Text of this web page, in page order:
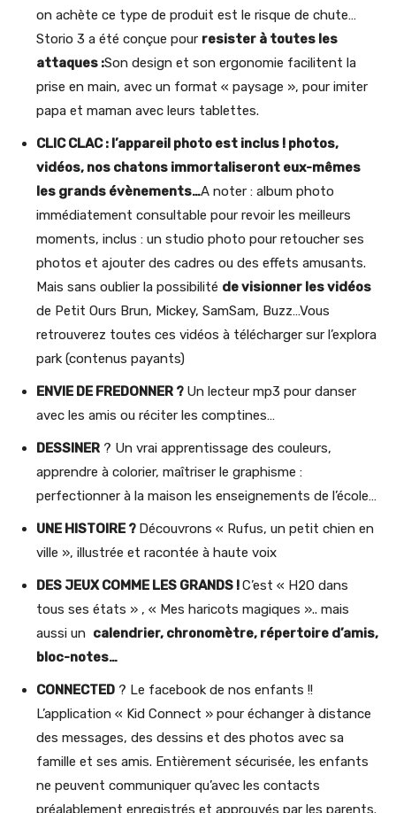
on achète ce type de produit est le risque de chute…
Storio 3 a été conçue pour resister à toutes les
attaques :Son design et son ergonomie facilitent la
prise en main, avec un format « paysage », pour imiter
papa et maman avec leurs tablettes.
CLIC CLAC : l’appareil photo est inclus ! photos,
vidéos, nos chatons immortaliseront eux-mêmes
les grands évènements…A noter : album photo
immédiatement consultable pour revoir les meilleurs
moments, inclus : un studio photo pour retoucher ses
photos et ajouter des cadres ou des effets amusants.
Mais sans oublier la possibilité de visionner les vidéos
de Petit Ours Brun, Mickey, SamSam, Buzz…Vous
retrouverez toutes ces vidéos à télécharger sur l’explora
park (contenus payants)
ENVIE DE FREDONNER ? Un lecteur mp3 pour danser
avec les amis ou réciter les comptines…
DESSINER ? Un vrai apprentissage des couleurs,
apprendre à colorier, maîtriser le graphisme :
perfectionner à la maison les enseignements de l’école…
UNE HISTOIRE ? Découvrons « Rufus, un petit chien en
ville », illustrée et racontée à haute voix
DES JEUX COMME LES GRANDS !C’est « H2O dans
tous ses états » , « Mes haricots magiques ».. mais
aussi un calendrier, chronomètre, répertoire d’amis,
bloc-notes…
CONNECTED ? Le facebook de nos enfants !!
L’application « Kid Connect » pour échanger à distance
des messages, des dessins et des photos avec sa
famille et ses amis. Entièrement sécurisée, les enfants
ne peuvent communiquer qu’avec les contacts
préalablement enregistrés et approuvés par les parents.